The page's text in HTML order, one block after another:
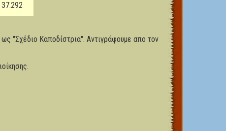
37.292
"Σχέδιο Καποδίστρια". Αντιγράφουμε απο τον